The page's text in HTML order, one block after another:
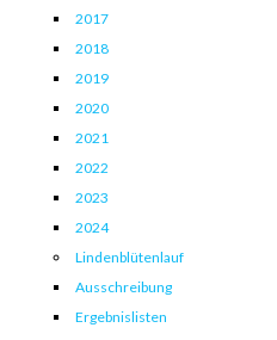
2017
2018
2019
2020
2021
2022
2023
2024
Lindenblütenlauf
Ausschreibung
Ergebnislisten